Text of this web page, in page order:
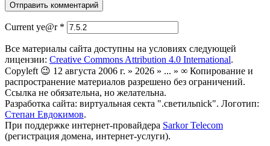
Current ye@r *
Все материалы сайта доступны на условиях следующей
лицензии: Creative Commons Attribution 4.0 International.
Copyleft 😉 12 августа 2006 г. » 2026 » ... » ∞ Копирование и
распространение материалов разрешено без ограничений.
Ссылка не обязательна, но желательна.
Разработка сайта: виртуальная секта ".светильnick". Логотип:
Степан Евдокимов.
При поддержке интернет-провайдера Sarkor Telecom
(регистрация домена, интернет-услуги).